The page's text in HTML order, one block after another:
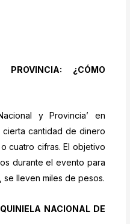
¿CÓMO
y Provincia’ en
cantidad de dinero
cuatro cifras. El objetivo
durante el evento para
lleven miles de pesos.
NACIONAL DE